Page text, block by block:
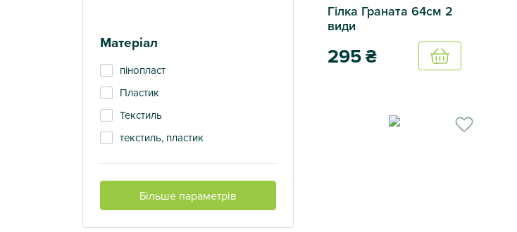
Зелений
Коричневий,Білий
Матеріал
пінопласт
Пластик
Текстиль
текстиль, пластик
Більше параметрів
Гілка Граната 64см 2
види
295₴ Купить